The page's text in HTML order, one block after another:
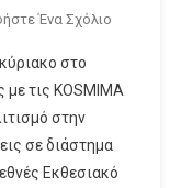
Ένα Σχόλιο
στο
τις KOSMIMA
στην
σε διάστημα
Εκθεσιακό